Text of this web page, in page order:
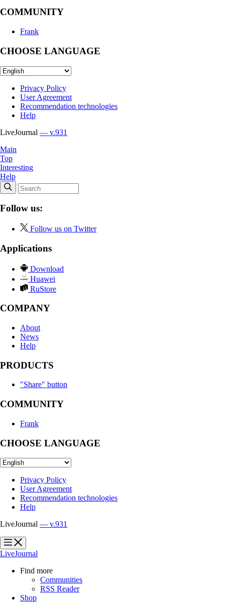
COMMUNITY
Frank
CHOOSE LANGUAGE
Privacy Policy
User Agreement
Recommendation technologies
Help
LiveJournal — v.931
Main
Top
Interesting
Help
Follow us:
Follow us on Twitter
Applications
Download
Huawei
RuStore
COMPANY
About
News
Help
PRODUCTS
"Share" button
COMMUNITY
Frank
CHOOSE LANGUAGE
Privacy Policy
User Agreement
Recommendation technologies
Help
LiveJournal — v.931
?
?
LiveJournal
Find more
Communities
RSS Reader
Shop